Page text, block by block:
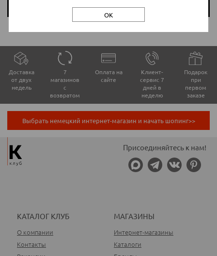
Посмотреть ещё >>
Доставка
от двух
недель
7
магазинов
с
возвратом
Оплата на
сайте
Клиент-
сервис 7
дней в
неделю
Подарок
при
первом
заказе
Выбрать немецкий интернет-магазин и начать шопинг>>
Присоединяйтесь к нам!
КАТАЛОГ КЛУБ
О компании
Контакты
МАГАЗИНЫ
Интернет-магазины
Каталоги
ОК